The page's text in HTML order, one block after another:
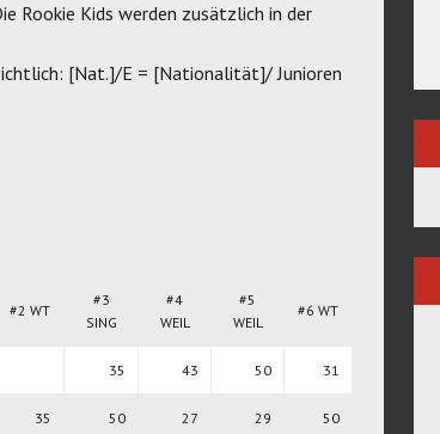
Rookie Kids werden zusätzlich in der
[Nat.]/E = [Nationalität]/ Junioren
#2 WT
#3
SING
#4
WEIL
#5
WEIL
#6 WT
35 43 50 31
35 50 27 29 50